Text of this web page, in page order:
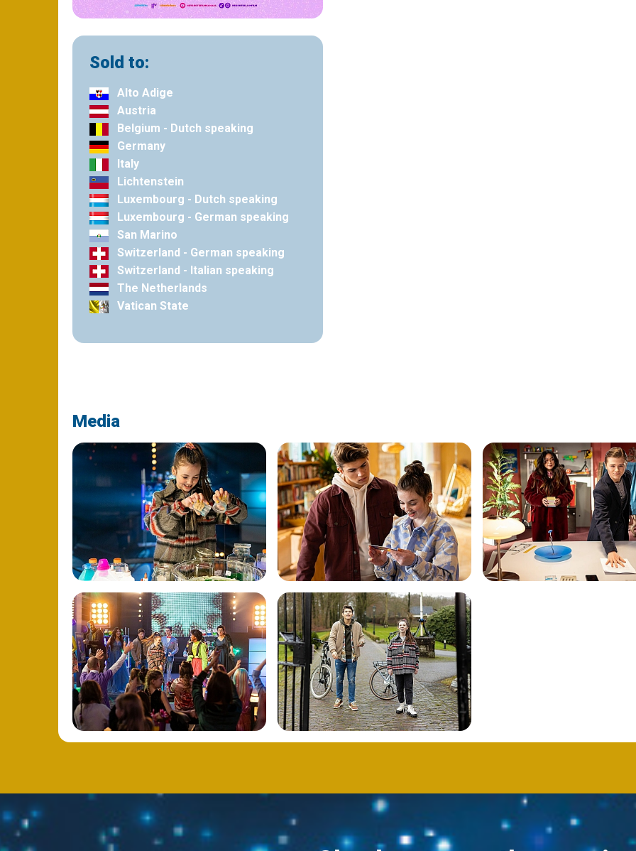
Sold to:
Alto Adige
Austria
Belgium - Dutch speaking
Germany
Italy
Lichtenstein
Luxembourg - Dutch speaking
Luxembourg - German speaking
San Marino
Switzerland - German speaking
Switzerland - Italian speaking
The Netherlands
Vatican State
Media